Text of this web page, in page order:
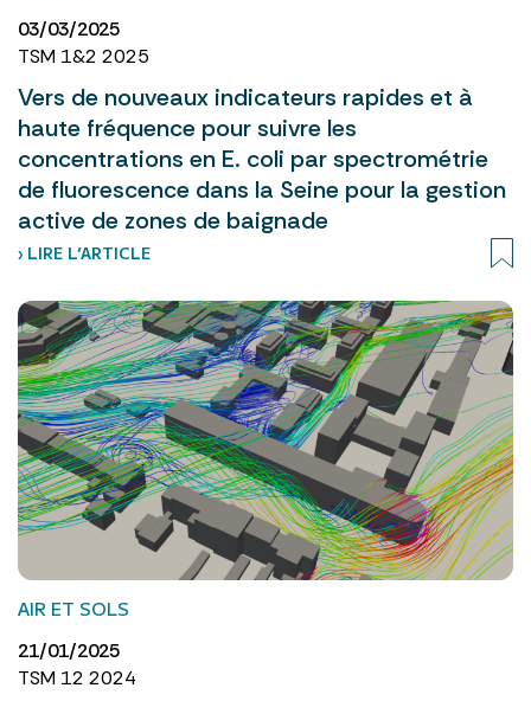
03/03/2025
TSM 1&2 2025
Vers de nouveaux indicateurs rapides et à
haute fréquence pour suivre les
concentrations en E. coli par spectrométrie
de fluorescence dans la Seine pour la gestion
active de zones de baignade
› LIRE L’ARTICLE
AIR ET SOLS
21/01/2025
TSM 12 2024